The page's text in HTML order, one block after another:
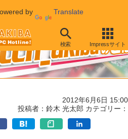
by Translate
検索 Impressサイト
2012年6月6日 15:00
投稿者：鈴木 光太郎 カテゴリー：